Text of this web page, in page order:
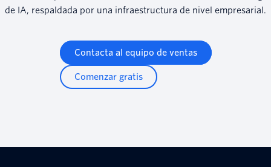
de IA, respaldada por una infraestructura de nivel empresarial.
Contacta al equipo de ventas
Comenzar gratis